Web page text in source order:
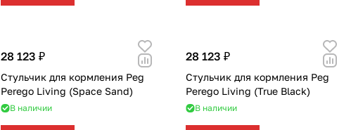
28 123 ₽
Стульчик для кормления Peg
Perego Living (Space Sand)
В наличии
28 123 ₽
Стульчик для кормления Peg
Perego Living (True Black)
В наличии